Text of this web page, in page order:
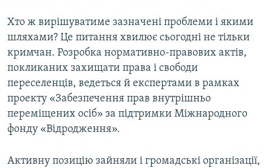
Хто ж вирішуватиме зазначені проблеми і якими
шляхами? Це питання хвилює сьогодні не тільки
кримчан. Розробка нормативно-правових актів,
покликаних захищати права і свободи
переселенців, ведеться й експертами в рамках
проекту «Забезпечення прав внутрішньо
переміщених осіб» за підтримки Міжнародного
фонду «Відродження».
Активну позицію зайняли і громадські організації,